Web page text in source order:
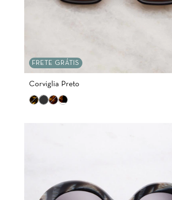
FRETE GRÁTIS
Corviglia Preto